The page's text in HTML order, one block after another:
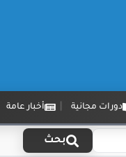
دورات مجانية أخبار عامة
بحث